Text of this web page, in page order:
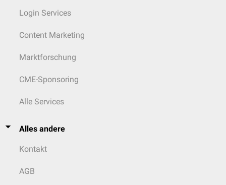
Login Services
Content Marketing
Marktforschung
CME-Sponsoring
Alle Services
Alles andere
Kontakt
AGB